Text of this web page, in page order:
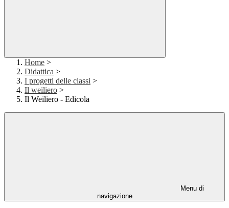
Home >
Didattica >
I progetti delle classi >
Il weiliero >
Il Weiliero - Edicola
Menu di
navigazione